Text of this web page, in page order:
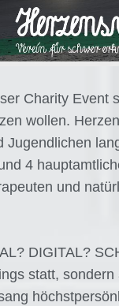
Charity Event
wollen.
Jugendlichen
4
und
DIGITAL?
statt,